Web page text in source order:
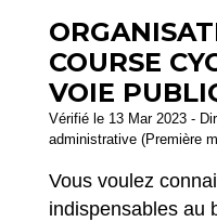
COURSE
VOIE
Vérifié le 13 Mar 2023 -
administrative (Première
Vous voulez
indispensables au